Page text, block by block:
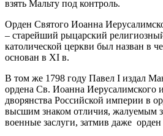
взять Мальту под контроль.
Орден Святого Иоанна
– старейший рыцарский
католической церкви был назван в
основан в XI в.
В том же 1798 году Павел I издал
ордена Св. Иоанна Иерусалимского
дворянства Российской империи в
высшим знаком отличия, жалуемым
военные заслуги, затмив даже